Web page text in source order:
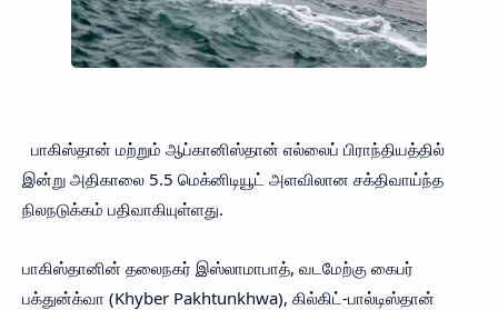
பாகிஸ்தான் மற்றும் ஆப்கானிஸ்தான் எல்லைப் பிராந்தியத்தில்
இன்று அதிகாலை 5.5 மெக்னிடியூட் அளவிலான சக்திவாய்ந்த
நிலநடுக்கம் பதிவாகியுள்ளது.
பாகிஸ்தானின் தலைநகர் இஸ்லாமாபாத், வடமேற்கு கைபர்
பக்துன்க்வா (Khyber Pakhtunkhwa), கில்கிட்-பால்டிஸ்தான்